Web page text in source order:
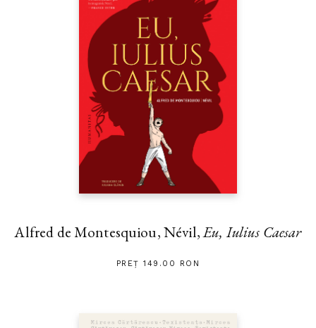
Alfred de Montesquiou, Névil,Eu, Iulius Caesar
PREȚ 149.00 RON